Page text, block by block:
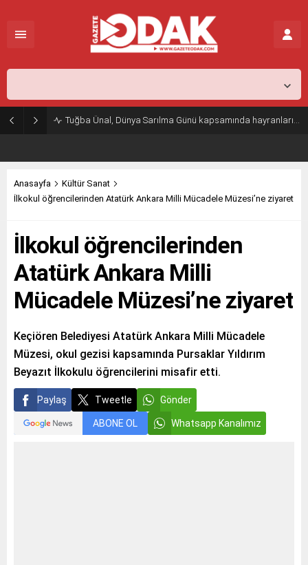
Tuğba Ünal, Dünya Sarılma Günü kapsamında hayranlarıyla buluştu
Anasayfa
Kültür Sanat
İlkokul öğrencilerinden Atatürk Ankara Milli Mücadele Müzesi’ne ziyaret
İlkokul öğrencilerinden
Atatürk Ankara Milli
Mücadele Müzesi’ne ziyaret
Keçiören Belediyesi Atatürk Ankara Milli Mücadele
Müzesi, okul gezisi kapsamında Pursaklar Yıldırım
Beyazıt İlkokulu öğrencilerini misafir etti.
Paylaş Tweetle Gönder
ABONE OL Whatsapp Kanalımız